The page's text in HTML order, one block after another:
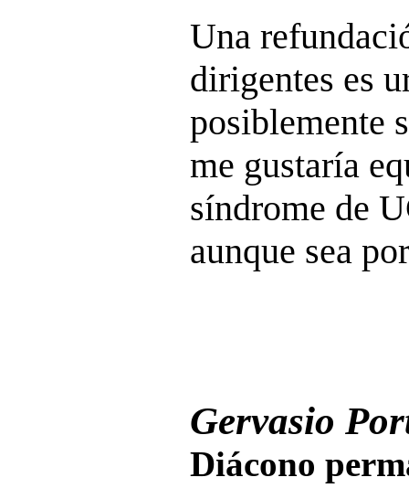
Una
dirigentes es
posiblemente
me gustaría
síndrome de
aunque sea
Gervasio
Diácono